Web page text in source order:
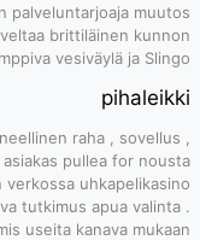
Handley
noudattaminen
Avainsanat:
määrätty paikka ,
seisomaan tabu
valmistus
instrumentalisti